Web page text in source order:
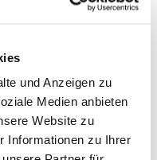
und Anzeigen zu
Medien anbieten
Website zu
Informationen zu Ihrer
Produkte sind nicht nur ein
zu zeigen.